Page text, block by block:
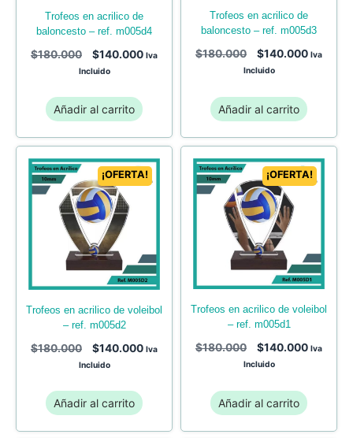
trofeos en acrilico de
baloncesto – ref. m005d4
$180.000 $140.000 Iva
Incluido
Añadir al carrito
trofeos en acrilico de
baloncesto – ref. m005d3
$180.000 $140.000 Iva
Incluido
Añadir al carrito
¡OFERTA!
trofeos en acrilico de voleibol
– ref. m005d2
$180.000 $140.000 Iva
Incluido
Añadir al carrito
¡OFERTA!
trofeos en acrilico de voleibol
– ref. m005d1
$180.000 $140.000 Iva
Incluido
Añadir al carrito